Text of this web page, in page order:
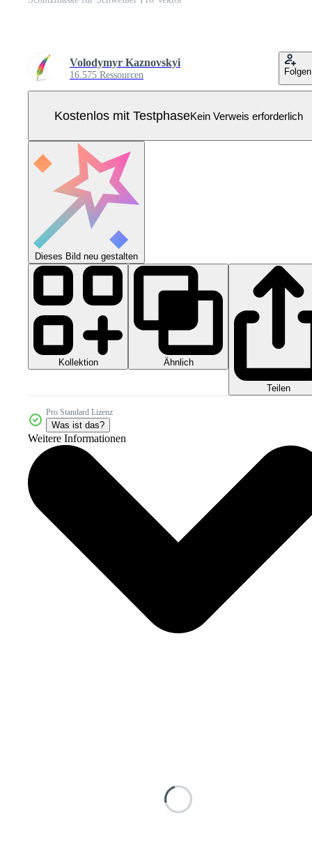
Volodymyr Kaznovskyi
16.575 Ressourcen Folgen
Kostenlos mit TestphaseKein Verweis erforderlich
Dieses Bild neu gestalten
Kollektion Ähnlich
Teilen
Pro Standard Lizenz
Was ist das?
Weitere Informationen